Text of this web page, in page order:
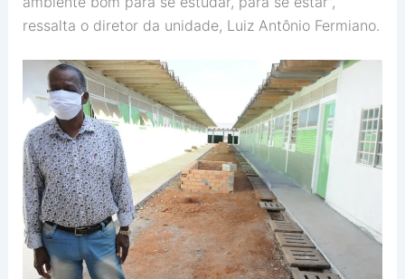
ressalta o diretor da unidade, Luiz Antônio Fermiano.